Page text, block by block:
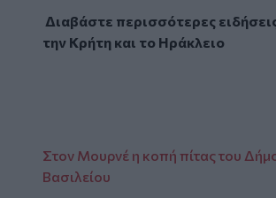
Διαβάστε περισσότερες
την Κρήτη και το Ηράκλειο
Στον Μουρνέ η κοπή πίτας του
Βασιλείου